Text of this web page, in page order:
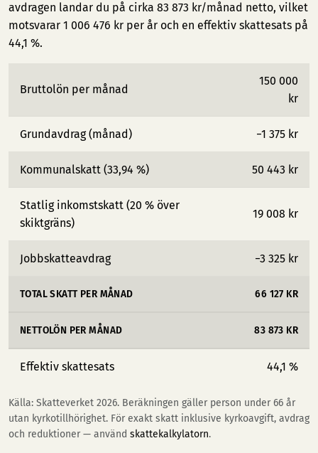
avdragen landar du på cirka 83 873 kr/månad netto, vilket
motsvarar 1 006 476 kr per år och en effektiv skattesats på
44,1 %.
Bruttolön per månad
150 000
kr
Grundavdrag (månad) −1 375 kr
Kommunalskatt (33,94 %) 50 443 kr
Statlig inkomstskatt (20 % över
skiktgräns)
19 008 kr
Jobbskatteavdrag −3 325 kr
TOTAL SKATT PER MÅNAD 66 127 KR
NETTOLÖN PER MÅNAD 83 873 KR
Effektiv skattesats 44,1 %
Källa: Skatteverket 2026. Beräkningen gäller person under 66 år
utan kyrkotillhörighet. För exakt skatt inklusive kyrkoavgift, avdrag
och reduktioner — använd skattekalkylatorn.